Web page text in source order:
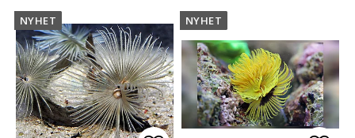
NYHET NYHET